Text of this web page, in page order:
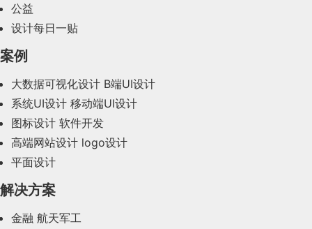
2023年10月(14)
2023年8月(88)
2023年7月(62)
2023年6月(58)
公益
设计每日一贴
案例
大数据可视化设计 B端UI设计
系统UI设计 移动端UI设计
图标设计 软件开发
高端网站设计 logo设计
平面设计
解决方案
金融 航天军工